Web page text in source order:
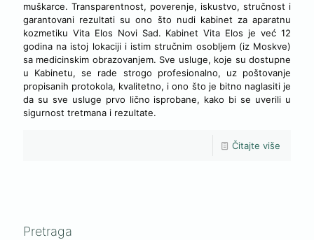
muškarce. Transparentnost, poverenje, iskustvo, stručnost i
garantovani rezultati su ono što nudi kabinet za aparatnu
kozmetiku Vita Elos Novi Sad. Kabinet Vita Elos je već 12
godina na istoj lokaciji i istim stručnim osobljem (iz Moskve)
sa medicinskim obrazovanjem. Sve usluge, koje su dostupne
u Kabinetu, se rade strogo profesionalno, uz poštovanje
propisanih protokola, kvalitetno, i ono što je bitno naglasiti je
da su sve usluge prvo lično isprobane, kako bi se uverili u
sigurnost tretmana i rezultate.
Čitajte više
Pretraga